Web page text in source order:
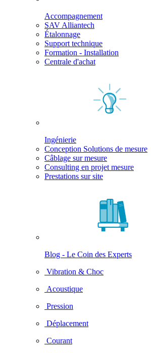
Accompagnement
SAV Alliantech
Étalonnage
Support technique
Formation - Installation
Centrale d'achat
Ingénierie
Conception Solutions de mesure
Câblage sur mesure
Consulting en projet mesure
Prestations sur site
Blog - Le Coin des Experts
Vibration & Choc
Acoustique
Pression
Déplacement
Courant